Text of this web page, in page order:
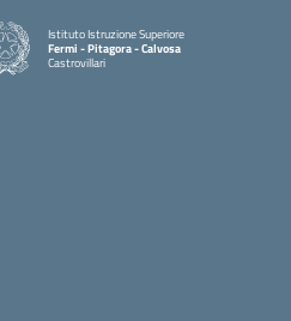
Istituto Istruzione Superiore
Fermi - Pitagora - Calvosa
Castrovillari